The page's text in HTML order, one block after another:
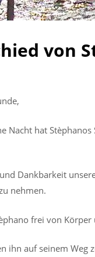
von
Nacht hat
Dankbarkeit
nehmen.
frei von
ihn auf seinem Weg